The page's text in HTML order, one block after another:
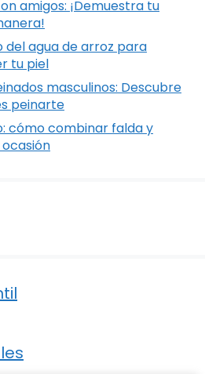
amigos: ¡Demuestra tu
agua de arroz para
tu piel
masculinos: Descubre
peinarte
cómo combinar falda y